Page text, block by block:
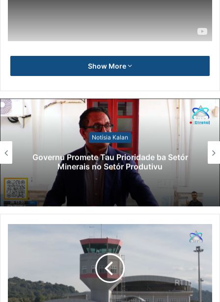
Show More
Notísia Kalan
Governu Promete Tau Prioridade ba Setór
Minerais no Setór Produtivu